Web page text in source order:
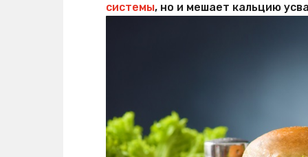
системы, но и мешает кальцию